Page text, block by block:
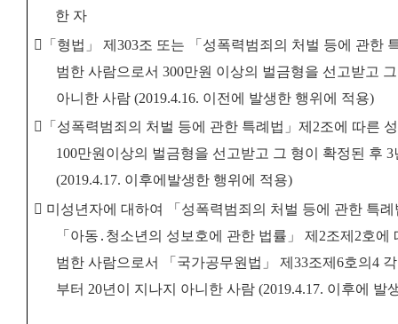
한 자
󰋻
「 형법 」 제 303조 또는 「 성폭력범죄의 처벌 등에 관한
범한 사람으로서300만원 이상의 벌금형을 선고받고
아니한 사람(2019.4.16. 이전에 발생한 행위에 적용)
󰋻
「 성폭력범죄의 처벌 등에 관한 특례법 」 제 2조에 따른
100만원 이상의 벌금형을 선고받고 그 형이 확정된 후3
(2019.4.17. 이후에 발생한 행위에 적용)
󰋻 미성년자에 대하여 「 성폭력범죄의 처벌 등에 관한 특례
「 아동 ․ 청소년의 성보호에 관한 법률 」제 2조제 2호에
범한 사람으로서
「 국가공무원법 」제33조제6호의4
부터 20년이 지나지 아니한 사람(2019.4.17. 이후에 발